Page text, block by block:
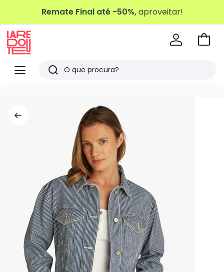
Remate Final até -50%,aproveitar!
Menu
Redoute
Pesquisar
Ir